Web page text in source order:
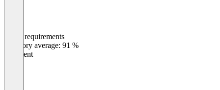
Meets requirements
Category average: 91 %
Excellent